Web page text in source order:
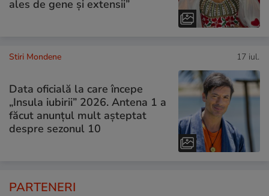
ales de gene și extensii”
Stiri Mondene 17 iul.
Data oficială la care începe
„Insula iubirii” 2026. Antena 1 a
făcut anunțul mult așteptat
despre sezonul 10
PARTENERI